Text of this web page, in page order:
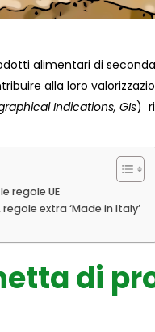
alimentari di
alla loro
Indications, GIs)
regole UE
extra ‘Made in Italy’
di